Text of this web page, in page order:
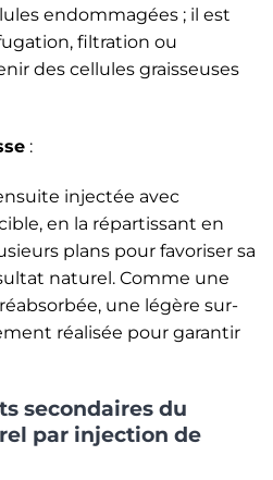
endommagées ; il est
filtration ou
des cellules graisseuses
:
injectée avec
en la répartissant en
plans pour favoriser sa
naturel. Comme une
une légère sur-
réalisée pour garantir
secondaires du
par injection de